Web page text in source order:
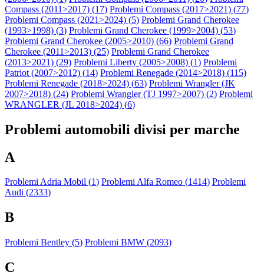
Compass (2011>2017) (17) Problemi Compass (2017>2021) (77)
Problemi Compass (2021>2024) (5) Problemi Grand Cherokee
(1993>1998) (3) Problemi Grand Cherokee (1999>2004) (53)
Problemi Grand Cherokee (2005>2010) (66) Problemi Grand
Cherokee (2011>2013) (25) Problemi Grand Cherokee
(2013>2021) (29) Problemi Liberty (2005>2008) (1) Problemi
Patriot (2007>2012) (14) Problemi Renegade (2014>2018) (115)
Problemi Renegade (2018>2024) (63) Problemi Wrangler (JK
2007>2018) (24) Problemi Wrangler (TJ 1997>2007) (2) Problemi
WRANGLER (JL 2018>2024) (6)
Problemi automobili divisi per marche
A
Problemi Adria Mobil (1) Problemi Alfa Romeo (1414) Problemi
Audi (2333)
B
Problemi Bentley (5) Problemi BMW (2093)
C